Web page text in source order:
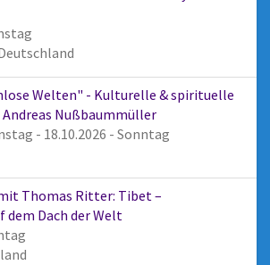
Welten" - Kulturelle & spirituelle
Nußbaummüller
- 18.10.2026 - Sonntag
Thomas Ritter: Tibet –
dem Dach der Welt